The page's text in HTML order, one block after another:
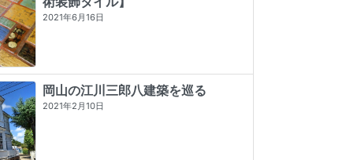
2021年6月16日
岡山の江川三郎八建築を巡る
2021年2月10日